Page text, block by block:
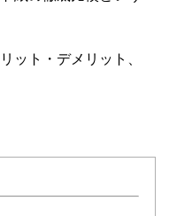
ット・デメリット、